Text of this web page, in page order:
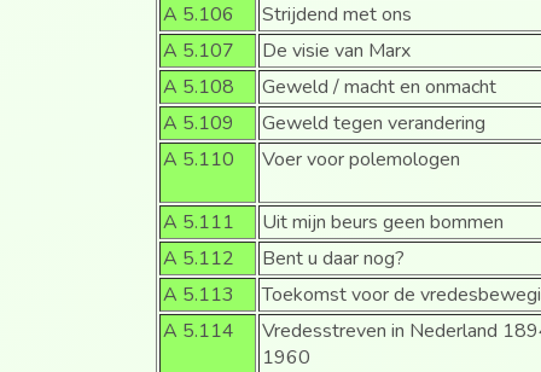
A 5.106
Strijdend met ons
A 5.107
De visie van Marx
A 5.108
Geweld / macht en onmacht
A 5.109
Geweld tegen verandering
A 5.110
Voer voor polemologen
A 5.111
Uit mijn beurs geen bommen
A 5.112
Bent u daar nog?
A 5.113
Toekomst voor de
A 5.114
Vredesstreven in Nederland
1960